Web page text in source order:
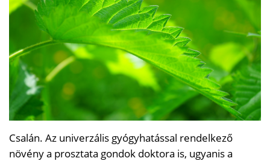
Csalán. Az univerzális gyógyhatással rendelkező
növény a prosztata gondok doktora is, ugyanis a